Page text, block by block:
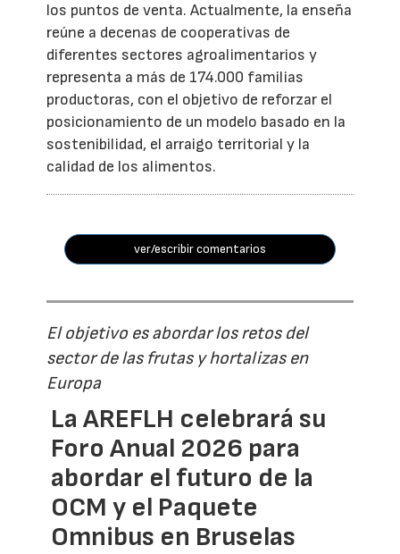
los puntos de venta. Actualmente, la enseña
reúne a decenas de cooperativas de
diferentes sectores agroalimentarios y
representa a más de 174.000 familias
productoras, con el objetivo de reforzar el
posicionamiento de un modelo basado en la
sostenibilidad, el arraigo territorial y la
calidad de los alimentos.
ver/escribir comentarios
El objetivo es abordar los retos del
sector de las frutas y hortalizas en
Europa
La AREFLH celebrará su
Foro Anual 2026 para
abordar el futuro de la
OCM y el Paquete
Omnibus en Bruselas